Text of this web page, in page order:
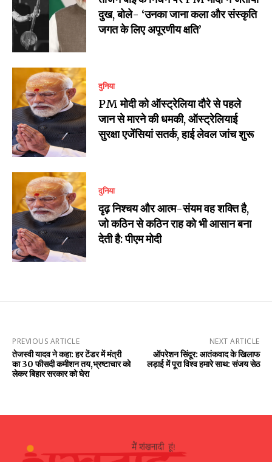
दुख, बोले- ‘उनका जाना कला और संस्कृति
जगत के लिए अपूरणीय क्षति’
दुनिया
PM मोदी को ऑस्ट्रेलिया दौरे से पहले
जान से मारने की धमकी, ऑस्ट्रेलियाई
सुरक्षा एजेंसियां सतर्क, हाई लेवल जांच शुरू
दुनिया
दृढ़ निश्चय और आत्म-संयम वह शक्ति है,
जो कठिन से कठिन राह को भी आसान बना
देती है: पीएम मोदी
PREVIOUS ARTICLE
तेजस्वी यादव ने कहा: हर टेंडर में मंत्री
का 30 फीसदी कमीशन तय,भ्रष्टाचार को
लेकर बिहार सरकार को घेरा
NEXT ARTICLE
ऑपरेशन सिंदूर: आतंकवाद के खिलाफ
लड़ाई में पूरा विश्व हमारे साथ: संजय सेठ